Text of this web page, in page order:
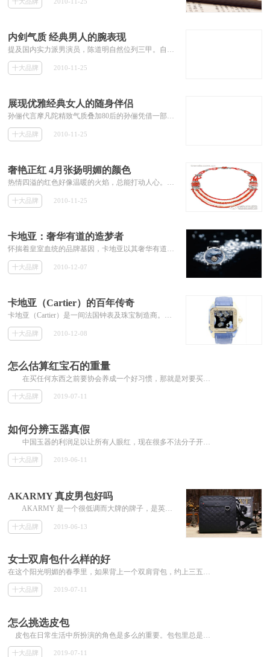
内剑气质 经典男人的腕表现
提及国内实力派男演员，陈道明自然位列三甲。自1985年《末代皇帝》一举成名，到1990年《围城》奠定中国一线实力派演员地位，再到近年不...
十大品牌 2010-11-25
展现优雅经典女人的随身伴侣
孙俪代言摩凡陀精致气质叠加80后的孙俪凭借一部《玉观音》在内地闯出了自己的名号，随后又拍了很多影视剧作品，迅速奠定了自己的地位...
十大品牌 2010-11-25
奢艳正红 4月张扬明媚的颜色
热情四溢的红色好像温暖的火焰，总能打动人心。当璀璨的珠宝融入这片张扬明媚的颜色，立刻放射出让人目眩神迷的耀眼华光。在各大颁奖礼红...
十大品牌 2010-11-25
卡地亚：奢华有道的造梦者
怀揣着皇室血统的品牌基因，卡地亚以其奢华有道的设计理念和永不停息的创新意识，依靠精准的主题诉求，凭借扎实有效的渠道运作，在造梦中国的旅途中坚定前行。卡地亚是在中国大陆运作比较为成功的国际顶级珠宝品牌，连续5年蝉联胡润中国富豪品牌倾向调查珠宝类冠军。来自奢侈之都巴黎的卡地亚(Cartier)，自161年前诞生之日起，一直备受各国皇室贵族和社会名流的推崇。1992年，卡地亚在上海南京路的曼克顿有了第一个专柜，但比较先带
十大品牌 2010-12-07
卡地亚（Cartier）的百年传奇
卡地亚（Cartier）是一间法国钟表及珠宝制造商。1847年，Louis-FrancoisCartier接掌其师AdolphePicard位于巴黎Montorgueil街29号的珠宝工坊，卡地亚(Cartier)品牌就此诞生。而真正将这一品牌推向奢华宝
十大品牌 2010-12-08
怎么估算红宝石的重量
十大品牌 2019-07-11
如何分辨玉器真假
十大品牌 2019-06-11
AKARMY 真皮男包好吗
AKARMY 是一个很低调而大牌的牌子，是英国老字号的时尚品牌，西元1962年创立於英国的朗顿小镇(Longton)，早期以Harry Grosberg所设计...
十大品牌 2019-06-13
女士双肩包什么样的好
十大品牌 2019-07-11
怎么挑选皮包
十大品牌 2019-07-11